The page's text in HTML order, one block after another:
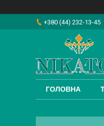
+380 (44) 232-13-45
ГОЛОВНА